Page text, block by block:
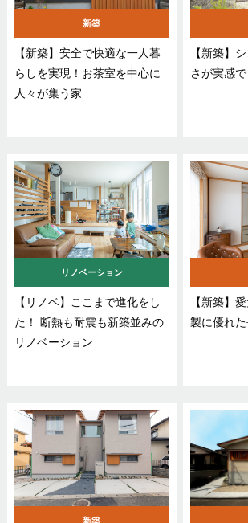
新築
【新築】安全で快適な一人暮
らしを実現！お茶室を中心に
人々が集う家
【新築】
さが実感
リノベーション
【リノベ】ここまで進化をし
た！ 断熱も耐震も新築並みの
リノベーション
【新築】
製に優れ
新築